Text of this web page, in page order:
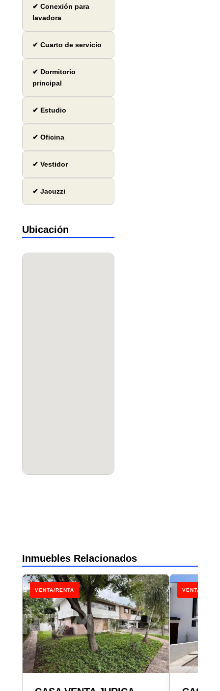
✔ Conexión para
lavadora
✔ Cuarto de servicio
✔ Dormitorio
principal
✔ Estudio
✔ Oficina
✔ Vestidor
✔ Jacuzzi
Ubicación
Inmuebles Relacionados
VENTA/RENTA VENTA